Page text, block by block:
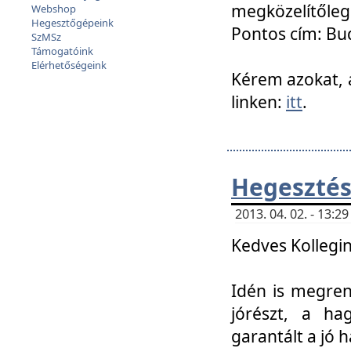
Webshop
Hegesztőgépeink
SzMSz
Támogatóink
Elérhetőségeink
Pontos cím:
Kérem azokat,
linken: itt.
2013. 04. 02. -
Kedves
Idén is
jórészt, a
garantált a jó